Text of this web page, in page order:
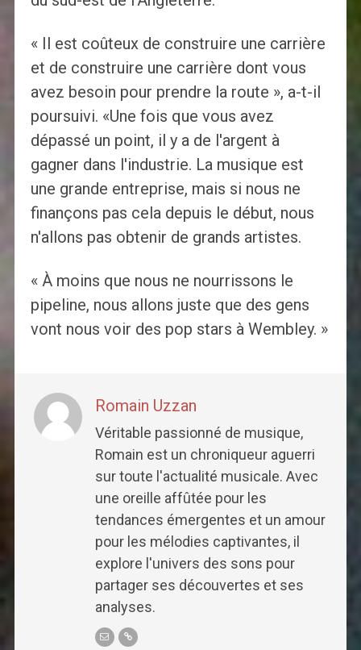
« Il est coûteux de construire une carrière
et de construire une carrière dont vous
avez besoin pour prendre la route », a-t-il
poursuivi. «Une fois que vous avez
dépassé un point, il y a de l'argent à
gagner dans l'industrie. La musique est
une grande entreprise, mais si nous ne
finançons pas cela depuis le début, nous
n'allons pas obtenir de grands artistes.
« À moins que nous ne nourrissons le
pipeline, nous allons juste que des gens
vont nous voir des pop stars à Wembley. »
Romain Uzzan
Véritable passionné de musique,
Romain est un chroniqueur aguerri
sur toute l'actualité musicale. Avec
une oreille affûtée pour les
tendances émergentes et un amour
pour les mélodies captivantes, il
explore l'univers des sons pour
partager ses découvertes et ses
analyses.